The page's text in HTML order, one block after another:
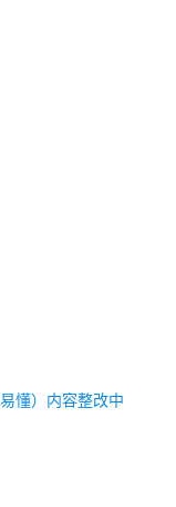
懂）内容整改中